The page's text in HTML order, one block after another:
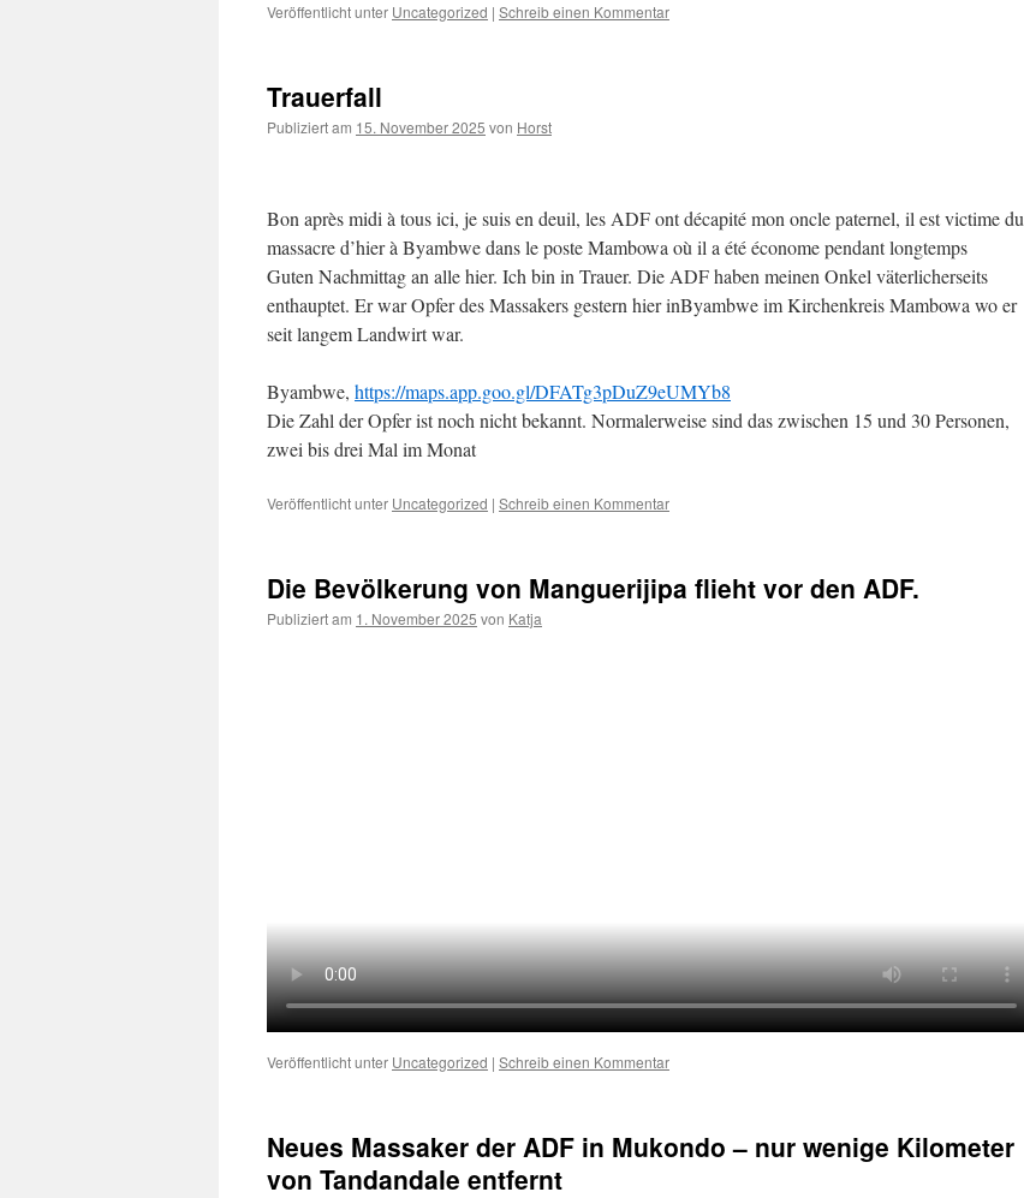
Veröffentlicht unter Uncategorized | Schreib einen Kommentar
Trauerfall
Publiziert am 15. November 2025 von Horst
Bon après midi à tous ici, je suis en deuil, les ADF ont décapité mon oncle paternel, il est victime du
massacre d’hier à Byambwe dans le poste Mambowa où il a été économe pendant longtemps
Guten Nachmittag an alle hier. Ich bin in Trauer. Die ADF haben meinen Onkel väterlicherseits
enthauptet. Er war Opfer des Massakers gestern hier inByambwe im Kirchenkreis Mambowa wo er
seit langem Landwirt war.
Byambwe, https://maps.app.goo.gl/DFATg3pDuZ9eUMYb8
Die Zahl der Opfer ist noch nicht bekannt. Normalerweise sind das zwischen 15 und 30 Personen,
zwei bis drei Mal im Monat
Veröffentlicht unter Uncategorized | Schreib einen Kommentar
Die Bevölkerung von Manguerijipa flieht vor den ADF.
Publiziert am 1. November 2025 von Katja
Veröffentlicht unter Uncategorized | Schreib einen Kommentar
Neues Massaker der ADF in Mukondo – nur wenige Kilometer
von Tandandale entfernt